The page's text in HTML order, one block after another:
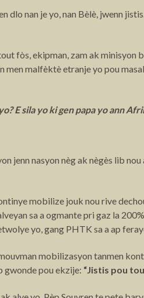
dlo nan je yo, nan Bèlè, jwenn
fòs, ekipman, zam ak
malfèktè etranje yo pou
E sila yo ki gen papa yo ann
jenn nasyon nèg ak nègès lib
mobilize jouk nou rive
sa a ogmante pri gaz la
yo, gang PHTK sa a ap
mobilizasyon tanmen
gwonde pou ekzije: “Jistis pou